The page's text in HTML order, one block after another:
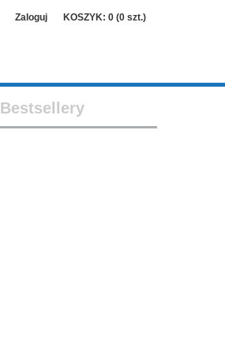
Zaloguj KOSZYK: 0 (0 szt.)
Bestsellery